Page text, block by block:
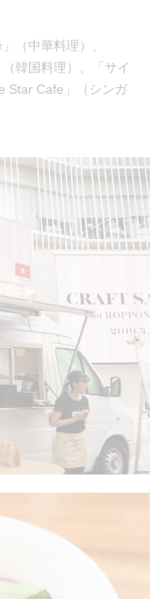
（中華料理）、
韓国料理）、「サイ
Star Cafe」（シンガ